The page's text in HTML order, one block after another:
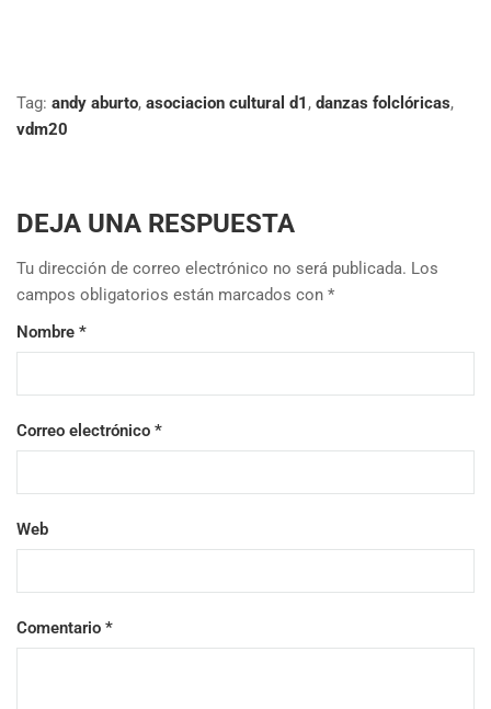
Tag: andy aburto, asociacion cultural d1 , danzas folclóricas,
vdm20
DEJA UNA RESPUESTA
Tu dirección de correo electrónico no será publicada. Los
campos obligatorios están marcados con *
Nombre *
Correo electrónico *
Web
Comentario *